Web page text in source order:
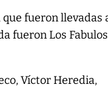
fueron llevadas
fueron Los
Víctor Heredia,